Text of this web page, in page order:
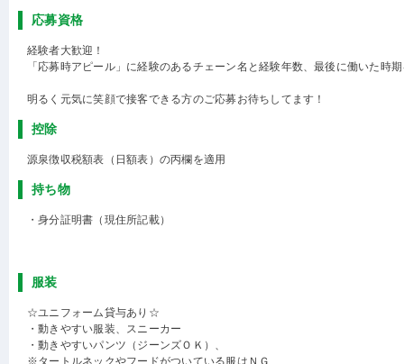
応募資格
経験者大歓迎！
「応募時アピール」に経験のあるチェーン名と経験年数、最後に働いた時
明るく元気に笑顔で接客できる方のご応募お待ちしてます！
控除
源泉徴収税額表（日額表）の丙欄を適用
持ち物
・身分証明書（現住所記載）
服装
☆ユニフォーム貸与あり☆
・動きやすい服装、スニーカー
・動きやすいパンツ（ジーンズＯＫ）、
※タートルネックやフードがついている服はＮＧ